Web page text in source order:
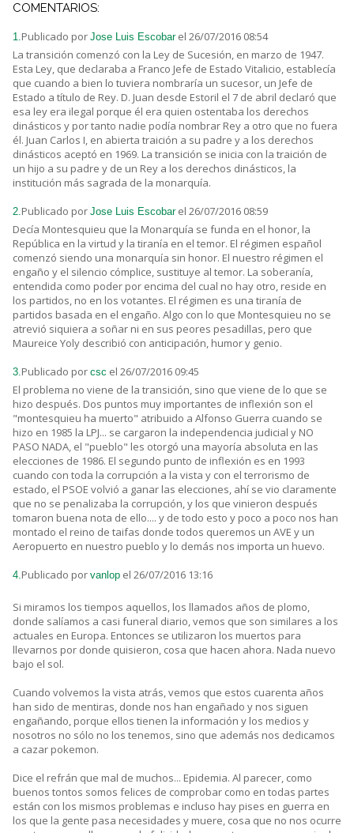
COMENTARIOS:
1.Publicado por Jose Luis Escobar el 26/07/2016 08:54
La transición comenzó con la Ley de Sucesión, en marzo de 1947.
Esta Ley, que declaraba a Franco Jefe de Estado Vitalicio, establecía
que cuando a bien lo tuviera nombraría un sucesor, un Jefe de
Estado a título de Rey. D. Juan desde Estoril el 7 de abril declaró que
esa ley era ilegal porque él era quien ostentaba los derechos
dinásticos y por tanto nadie podía nombrar Rey a otro que no fuera
él. Juan Carlos I, en abierta traición a su padre y a los derechos
dinásticos aceptó en 1969. La transición se inicia con la traición de
un hijo a su padre y de un Rey a los derechos dinásticos, la
institución más sagrada de la monarquía.
2.Publicado por Jose Luis Escobar el 26/07/2016 08:59
Decía Montesquieu que la Monarquía se funda en el honor, la
República en la virtud y la tiranía en el temor. El régimen español
comenzó siendo una monarquía sin honor. El nuestro régimen el
engaño y el silencio cómplice, sustituye al temor. La soberanía,
entendida como poder por encima del cual no hay otro, reside en
los partidos, no en los votantes. El régimen es una tiranía de
partidos basada en el engaño. Algo con lo que Montesquieu no se
atrevió siquiera a soñar ni en sus peores pesadillas, pero que
Maureice Yoly describió con anticipación, humor y genio.
3.Publicado por csc el 26/07/2016 09:45
El problema no viene de la transición, sino que viene de lo que se
hizo después. Dos puntos muy importantes de inflexión son el
"montesquieu ha muerto" atribuido a Alfonso Guerra cuando se
hizo en 1985 la LPJ... se cargaron la independencia judicial y NO
PASO NADA, el "pueblo" les otorgó una mayoría absoluta en las
elecciones de 1986. El segundo punto de inflexión es en 1993
cuando con toda la corrupción a la vista y con el terrorismo de
estado, el PSOE volvió a ganar las elecciones, ahí se vio claramente
que no se penalizaba la corrupción, y los que vinieron después
tomaron buena nota de ello.... y de todo esto y poco a poco nos han
montado el reino de taifas donde todos queremos un AVE y un
Aeropuerto en nuestro pueblo y lo demás nos importa un huevo.
4.Publicado por vanlop el 26/07/2016 13:16
Si miramos los tiempos aquellos, los llamados años de plomo,
donde salíamos a casi funeral diario, vemos que son similares a los
actuales en Europa. Entonces se utilizaron los muertos para
llevarnos por donde quisieron, cosa que hacen ahora. Nada nuevo
bajo el sol.
Cuando volvemos la vista atrás, vemos que estos cuarenta años
han sido de mentiras, donde nos han engañado y nos siguen
engañando, porque ellos tienen la información y los medios y
nosotros no sólo no los tenemos, sino que además nos dedicamos
a cazar pokemon.
Dice el refrán que mal de muchos... Epidemia. Al parecer, como
buenos tontos somos felices de comprobar como en todas partes
están con los mismos problemas e incluso hay pises en guerra en
los que la gente pasa necesidades y muere, cosa que no nos ocurre